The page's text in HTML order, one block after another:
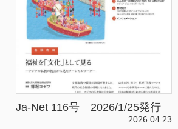
Ja-Net 116号 2026/1/25発行
2026.04.23